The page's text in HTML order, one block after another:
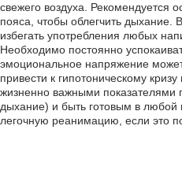
свежего воздуха. Рекомендуется
пояса, чтобы облегчить дыхание.
избегать употребления любых
Необходимо постоянно
эмоциональное напряжение
привести к гипотоническому
жизненно важными показателями
дыхание) и быть готовым в любой
легочную реанимацию, если это